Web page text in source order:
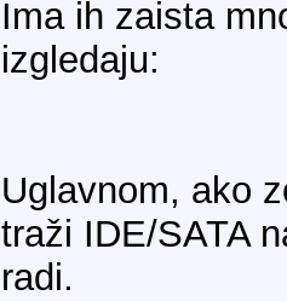
Ima ih zaista
izgledaju:
Uglavnom, ako
traži IDE/SATA
radi.